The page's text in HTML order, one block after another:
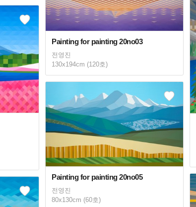
Painting for painting 20no03
전영진
130x194cm (120호)
Painting for painting 20no05
전영진
80x130cm (60호)